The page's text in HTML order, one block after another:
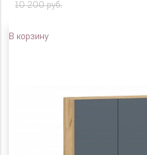
10 200 руб.
В корзину